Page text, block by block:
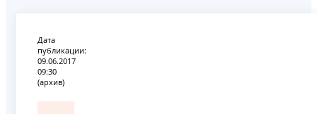
Дата
публикации:
09.06.2017
09:30
(архив)